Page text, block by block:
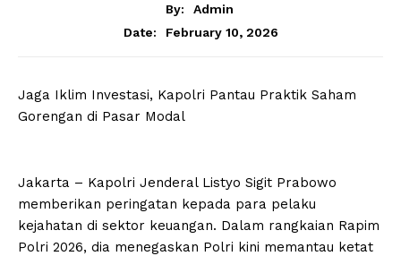
By:
Admin
Date:
February 10, 2026
Jaga Iklim Investasi, Kapolri Pantau Praktik Saham
Gorengan di Pasar Modal
Jakarta – Kapolri Jenderal Listyo Sigit Prabowo
memberikan peringatan kepada para pelaku
kejahatan di sektor keuangan. Dalam rangkaian Rapim
Polri 2026, dia menegaskan Polri kini memantau ketat